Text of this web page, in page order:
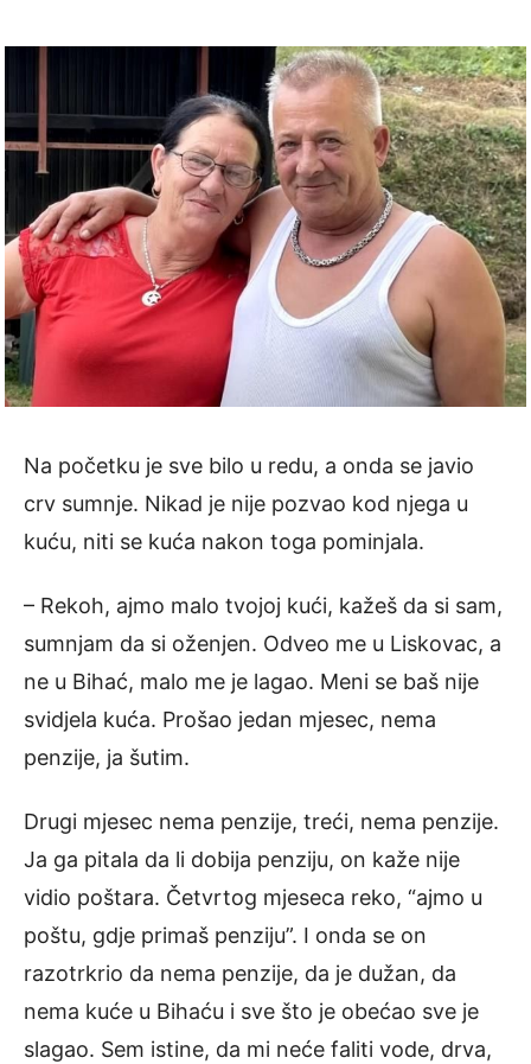
Na početku je sve bilo u redu, a onda se javio
crv sumnje. Nikad je nije pozvao kod njega u
kuću, niti se kuća nakon toga pominjala.
– Rekoh, ajmo malo tvojoj kući, kažeš da si sam,
sumnjam da si oženjen. Odveo me u Liskovac, a
ne u Bihać, malo me je lagao. Meni se baš nije
svidjela kuća. Prošao jedan mjesec, nema
penzije, ja šutim.
Drugi mjesec nema penzije, treći, nema penzije.
Ja ga pitala da li dobija penziju, on kaže nije
vidio poštara. Četvrtog mjeseca reko, “ajmo u
poštu, gdje primaš penziju”. I onda se on
razotrkrio da nema penzije, da je dužan, da
nema kuće u Bihaću i sve što je obećao sve je
slagao. Sem istine, da mi neće faliti vode, drva,